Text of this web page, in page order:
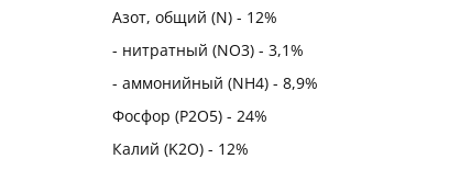
Азот, общий (N) - 12%
- нитратный (NO3) - 3,1%
- аммонийный (NH4) - 8,9%
Фосфор (P2O5) - 24%
Калий (K2O) - 12%